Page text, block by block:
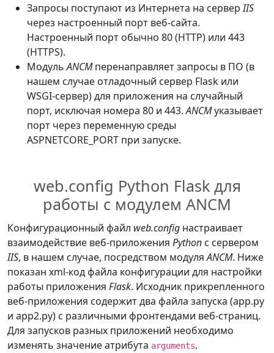
Запросы поступают из Интернета на серверIIS
через настроенный порт веб-сайта.
Настроенный порт обычно 80 (HTTP) или 443
(HTTPS).
МодульANCMперенаправляет запросы в ПО (в
нашем случае отладочный сервер Flask или
WSGI-сервер) для приложения на случайный
порт, исключая номера 80 и 443.ANCMуказывает
порт через переменную среды
ASPNETCORE_PORT при запуске.
web.config Python Flask для
работы с модулем ANCM
Конфигурационный файл web.config настраивает
взаимодействие веб-приложения Python с сервером
IIS, в нашем случае, посредством модуляANCM. Ниже
показан xml-код файла конфигурации для настройки
работы приложения Flask. Исходник прикрепленного
веб-приложения содержит два файла запуска (app.py
и app2.py) с различными фронтендами веб-страниц.
Для запусков разных приложений необходимо
изменять значение атрибута arguments.